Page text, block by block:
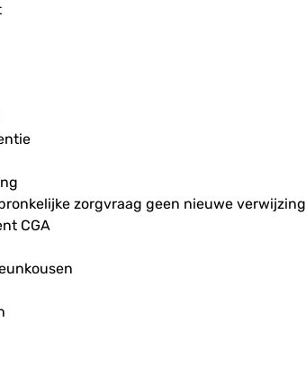
zorgvraag geen nieuwe verwijzing
CGA